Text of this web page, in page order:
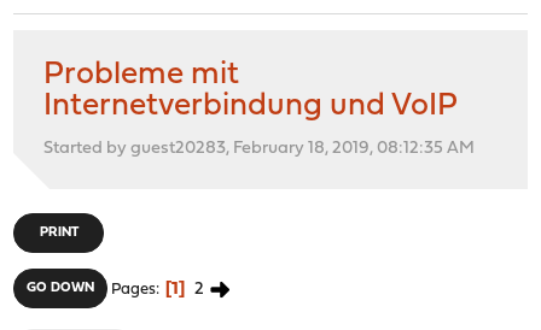
Probleme mit
Internetverbindung und VoIP
Started by guest20283, February 18, 2019, 08:12:35 AM
PRINT
GO DOWN Pages 1 2